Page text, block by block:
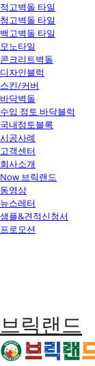
적고벽돌 타일
청고벽돌 타일
백고벽돌 타일
모노타일
콘크리트벽돌
디자인블럭
스킨/커버
바닥벽돌
수입 점토 바닥블럭
국내점토블록
시공사례
고객센터
회사소개
Now 브릭랜드
동영상
뉴스레터
샘플&견적신청서
프로모션
브릭랜드